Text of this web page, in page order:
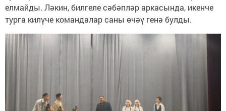
елмайды. Ләкин, билгеле сәбәпләр аркасында, икенче
турга килүче командалар саны өчәү генә булды.